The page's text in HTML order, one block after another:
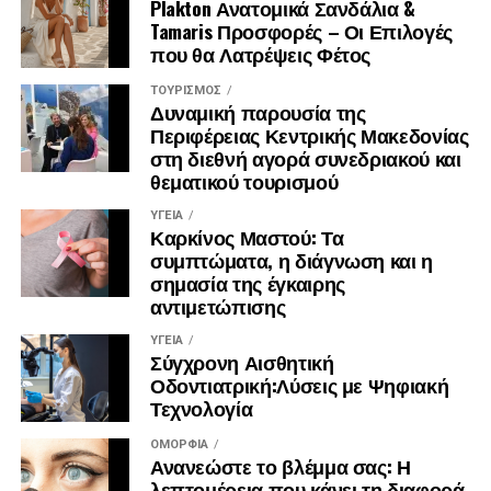
κομποστοποιήσιμες σακούλες, επιστρώσεις
συσκευασίας, νήματα τρισδιάστατης εκτύπωσης,
γεωργικά υλικά και επιλεγμένα προϊόντα
υγειονομικού ενδιαφέροντος. Έτσι, το έργο δεν
περιορίζεται στην παραγωγή ενδιάμεσων υλικών,
αλλά εξετάζει τη δυνατότητα χρήσης τους σε
πραγματικά προϊόντα και αγορές.
Το SOWISE+ θα αξιολογήσει επίσης τη δυνατότητα
αναπαραγωγής του μοντέλου του σε άλλες ευρωπαϊκές
χώρες, λαμβάνοντας υπόψη τις τοπικές συνθήκες, τα
συστήματα συλλογής απορριμμάτων, τις βιομηχανικές
ανάγκες, το ρυθμιστικό πλαίσιο και την κοινωνική
αποδοχή.
Μέλη της ερευνητικής κοινοπραξίας
Contarina SpA, ena Σύμβουλοι Ανάπτυξης, Università Ca’
Foscari Venezia, Fondazione Università Ca’ Foscari
Plakton Ανατομικά Σανδάλια &
Tamaris Προσφορές – Οι Επιλογές
που θα Λατρέψεις Φέτος
ΤΟΥΡΙΣΜΌΣ
Δυναμική παρουσία της
Περιφέρειας Κεντρικής Μακεδονίας
στη διεθνή αγορά συνεδριακού και
θεματικού τουρισμού
ΥΓΕΊΑ
Καρκίνος Μαστού: Τα
συμπτώματα, η διάγνωση και η
σημασία της έγκαιρης
αντιμετώπισης
ΥΓΕΊΑ
Σύγχρονη Αισθητική
Οδοντιατρική:Λύσεις με Ψηφιακή
Τεχνολογία
ΟΜΟΡΦΙΆ
Ανανεώστε το βλέμμα σας: Η